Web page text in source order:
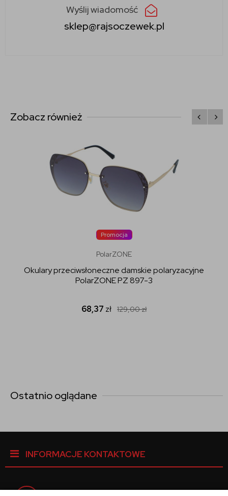
Wyślij wiadomość
sklep@rajsoczewek.pl
Zobacz również
Promocja
PolarZONE
Okulary przeciwsłoneczne damskie polaryzacyjne
PolarZONE PZ 897-3
68,37 zł 129,00zł
Ostatnio oglądane
INFORMACJE KONTAKTOWE